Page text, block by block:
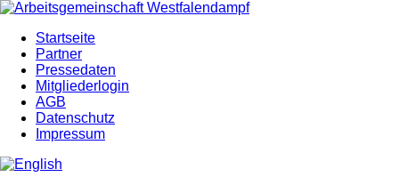
Startseite
Partner
Pressedaten
Mitgliederlogin
AGB
Datenschutz
Impressum